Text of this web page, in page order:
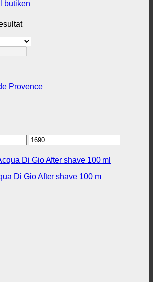
butiken
Sortera
senaste
Provence
Max
pris
Di Gio After shave 100 ml